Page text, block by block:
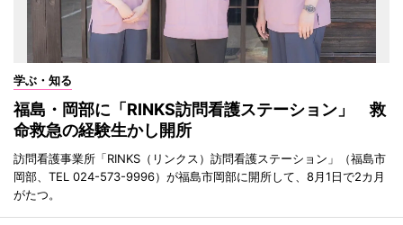
学ぶ・知る
福島・岡部に「RINKS訪問看護ステーション」 救
命救急の経験生かし開所
訪問看護事業所「RINKS（リンクス）訪問看護ステーション」（福島市
岡部、TEL 024-573-9996）が福島市岡部に開所して、8月1日で2カ月
がたつ。